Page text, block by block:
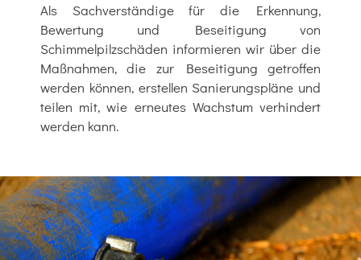
Als Sachverständige für die Erkennung,
Bewertung und Beseitigung von
Schimmelpilzschäden informieren wir über die
Maßnahmen, die zur Beseitigung getroffen
werden können, erstellen Sanierungspläne und
teilen mit, wie erneutes Wachstum verhindert
werden kann.